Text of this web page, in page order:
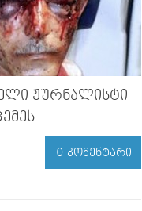
ᲟᲣᲠᲜᲐᲚᲘᲡᲢᲘ
0 ᲙᲝᲛᲔᲜᲢᲐᲠᲘ